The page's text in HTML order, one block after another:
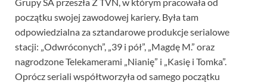
Grupy SA przeszła Z TVN, w którym pracowała od
początku swojej zawodowej kariery. Była tam
odpowiedzialna za sztandarowe produkcje serialowe
stacji: „Odwróconych”, „39 i pół”, „Magdę M.” oraz
nagrodzone Telekamerami „Nianię” i „Kasię i Tomka”.
Oprócz seriali współtworzyła od samego początku